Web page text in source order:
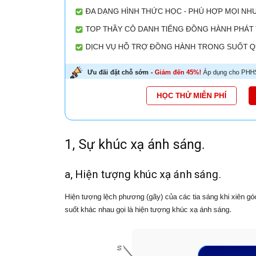
ĐA DẠNG HÌNH THỨC HỌC - PHÙ HỢP MỌI
TOP THẦY CÔ DANH TIẾNG ĐỒNG HÀNH
DỊCH VỤ HỖ TRỢ ĐỒNG HÀNH TRONG SUỐT
Ưu đãi đặt chỗ sớm - Giảm đến 45%! Áp dụng cho
HỌC THỬ MIỄN PHÍ
1, Sự khúc xạ ánh sáng.
a, Hiện tượng khúc xạ ánh sáng.
Hiện tượng lệch phương (gãy) của các tia sáng khi xiên
suốt khác nhau gọi là hiện tượng khúc xạ ánh sáng.